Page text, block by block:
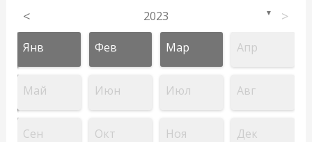
< 2023 ▼ >
Янв Фев Мар Апр
Май Июн Июл Авг
Сен Окт Ноя Дек